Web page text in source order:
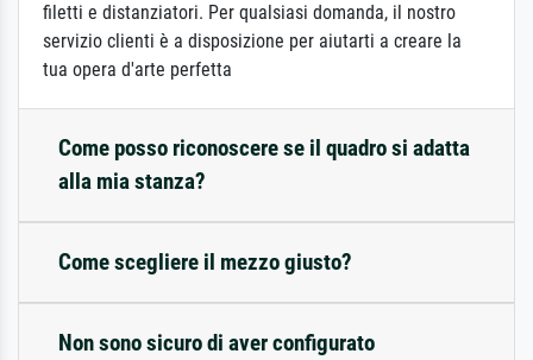
filetti e distanziatori. Per qualsiasi domanda, il nostro
servizio clienti è a disposizione per aiutarti a creare la
tua opera d'arte perfetta
Come posso riconoscere se il quadro si adatta
alla mia stanza?
Come scegliere il mezzo giusto?
Non sono sicuro di aver configurato